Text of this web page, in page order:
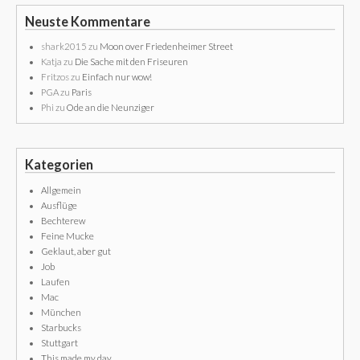
Neuste Kommentare
shark2015 zu Moon over Friedenheimer Street
Katja zu Die Sache mit den Friseuren
Fritzoszu Einfach nur wow!
PGAzu Paris
Phi zu Ode an die Neunziger
Kategorien
Allgemein
Ausflüge
Bechterew
Feine Mucke
Geklaut, aber gut
Job
Laufen
Mac
München
Starbucks
Stuttgart